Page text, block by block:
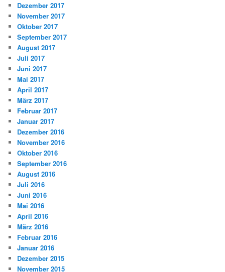
Dezember 2017
November 2017
Oktober 2017
September 2017
August 2017
Juli 2017
Juni 2017
Mai 2017
April 2017
März 2017
Februar 2017
Januar 2017
Dezember 2016
November 2016
Oktober 2016
September 2016
August 2016
Juli 2016
Juni 2016
Mai 2016
April 2016
März 2016
Februar 2016
Januar 2016
Dezember 2015
November 2015